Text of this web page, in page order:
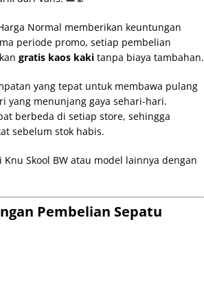
Normal memberikan keuntungan
periode promo, setiap pembelian
gratis kaos kaki tanpa biaya tambahan.
yang tepat untuk membawa pulang
yang menunjang gaya sehari-hari.
berbeda di setiap store, sehingga
sebelum stok habis.
Skool BW atau model lainnya dengan
Pembelian Sepatu